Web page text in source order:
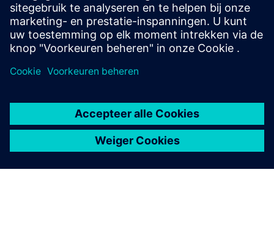
Kennis: Allergenen en andere stoffen - Nederlands
Kennis: Allergene en Zusatzstoffe - Nederlands